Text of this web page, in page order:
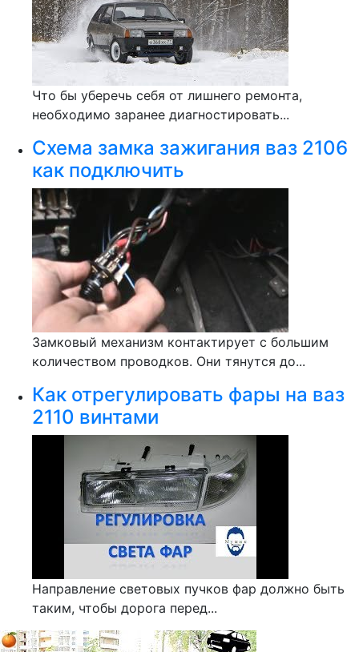
Что бы уберечь себя от лишнего ремонта,
необходимо заранее диагностировать...
Схема замка зажигания ваз 2106
как подключить
Замковый механизм контактирует с большим
количеством проводков. Они тянутся до...
Как отрегулировать фары на ваз
2110 винтами
Направление световых пучков фар должно быть
таким, чтобы дорога перед...